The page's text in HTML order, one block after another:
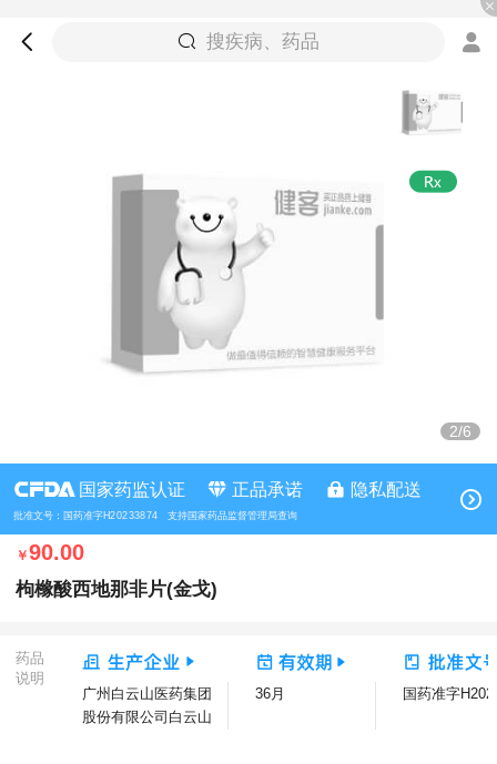
搜疾病、药品
2/6
国家药监认证 正品承诺 隐私配送
批准文号：国药准字H20233874 支持国家药品监督管理局查询
￥90.00
枸橼酸西地那非片(金戈)
药品
说明
广州白云山医药集团
股份有限公司白云山
36月 国药准字